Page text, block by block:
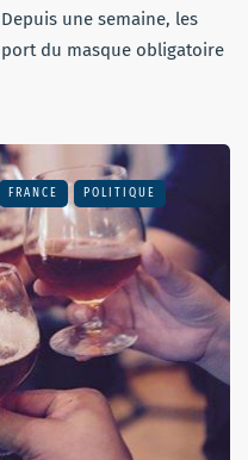
une semaine, les
du masque obligatoire
FRANCE POLITIQUE